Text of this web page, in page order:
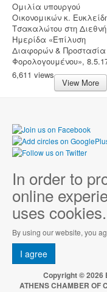
Ομιλία υπουργού
Οικονομικών κ.
Τσακαλώτου στη Διεθνή
Ημερίδα «Επίλυση
Διαφορών & Προστασία
Φορολογουμένου»,
6,611 views
View More
In order to
online
uses cookies.
By using our website, you
I agree
Copyright © 2026
ATHENS CHAMBER OF